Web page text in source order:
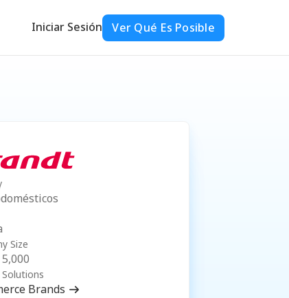
Iniciar Sesión Ver Qué Es Posible
Size
Brands